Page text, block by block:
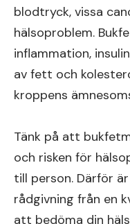
blodtryck, vissa
hälsoproblem.
inflammation,
av fett och
kroppens
Tänk på att
och risken för
till person. Därför
rådgivning från en
att bedöma din